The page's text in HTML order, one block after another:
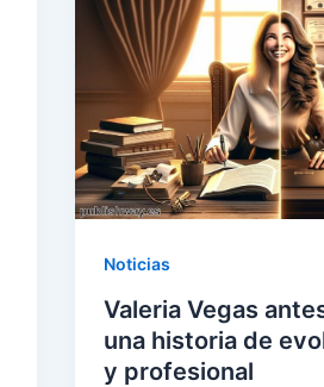
Noticias
Valeria Vegas
una historia de
y profesional